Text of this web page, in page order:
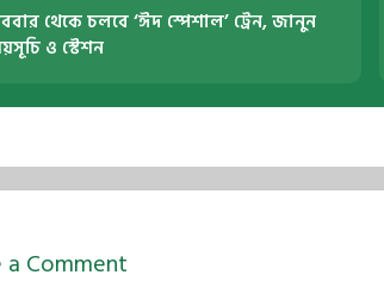
থেকে চলবে ‘ঈদ স্পেশাল’ ট্রেন, জানুন
ও স্টেশন
a Comment